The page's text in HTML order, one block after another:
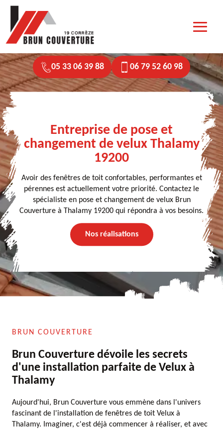
05 33 06 39 88 06 79 52 60 98
Entreprise de pose et
changement de velux Thalamy
19200
Avoir des fenêtres de toit confortables, performantes et
pérennes est actuellement votre priorité. Contactez le
spécialiste en pose et changement de velux Brun
Couverture à Thalamy 19200 qui répondra à vos besoins.
Nos réalisations
BRUN COUVERTURE
Brun Couverture dévoile les secrets
d'une installation parfaite de Velux à
Thalamy
Aujourd'hui, Brun Couverture vous emmène dans l'univers
fascinant de l'installation de fenêtres de toit Velux à
Thalamy. Imaginer, c'est déjà commencer à réaliser, et avec